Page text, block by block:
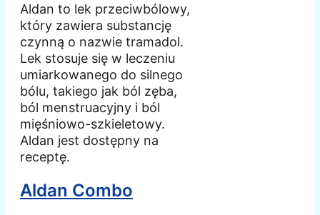
Aldan to lek przeciwbólowy,
który zawiera substancję
czynną o nazwie tramadol.
Lek stosuje się w leczeniu
umiarkowanego do silnego
bólu, takiego jak ból zęba,
ból menstruacyjny i ból
mięśniowo-szkieletowy.
Aldan jest dostępny na
receptę.
Aldan Combo